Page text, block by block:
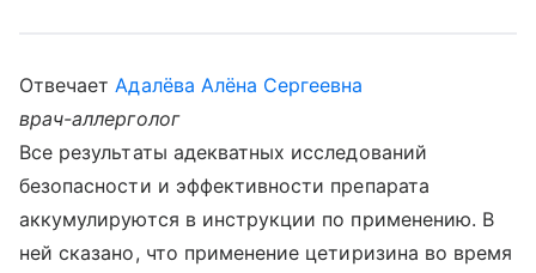
ОтвечаетАдалёва Алёна Сергеевна
врач-аллерголог
Все результаты адекватных исследований
безопасности и эффективности препарата
аккумулируются в инструкции по применению. В
ней сказано, что применение цетиризина во время